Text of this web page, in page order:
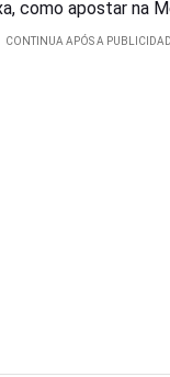
como apostar na